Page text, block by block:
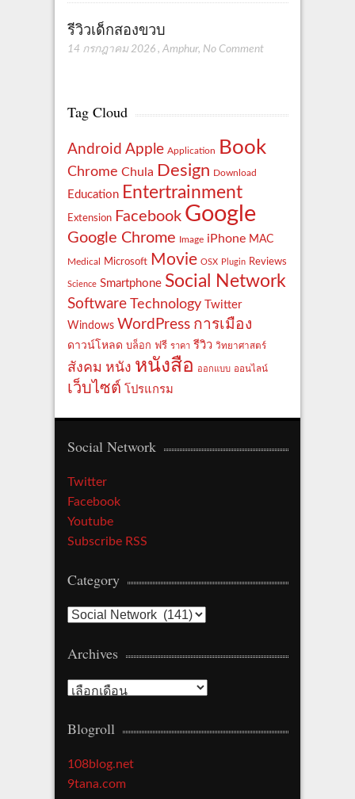
รีวิวเด็กสองขวบ
14 กรกฎาคม 2026 , Amphur, No Comment
Tag Cloud
Android Apple Application Book
Chrome Chula Design Download
Education Entertrainment
Extension Facebook Google
Google Chrome Image iPhone MAC
Medical Microsoft Movie OSX Plugin Reviews
Science Smartphone Social Network
Software Technology
Twitter
Windows WordPress การเมือง
ดาวน์โหลด บล็อก ฟรี ราคา รีวิว วิทยาศาสตร์
สังคม หนัง หนังสือ ออกแบบ ออนไลน์
เว็บไซต์ โปรแกรม
Social Network
Twitter
Facebook
Youtube
Subscribe RSS
Category
Category
Archives
Archives
Blogroll
108blog.net
9tana.com